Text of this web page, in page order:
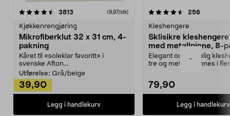
-
3813 anmeldelser(9,97/stk)
Kjøkkenrengjøring
Mikrofiberklut 32 x 31 cm, 4-
pakning
Kåret til «soleklar favoritt» i
svenske Afton...
Utførelse: Grå/beige
39,90
Legg i handlekurv
4.5av 5 stjerner 256
Kleshengere
Sklisikre
med metallpinne, 8-
Elegant og skikkelig
tre og metall – finnes i
79,90
Legg i handlekurv
4.5av 5 stjerner